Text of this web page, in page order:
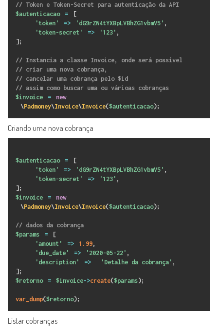
// Token e Token-Secret para autenticação da API
$autenticacao
=
[
'token'
=> 'dG9rZW4tYXBpLVBhZG1vbmV5' ,
'token-secret'
=> '123' ,
] ;
// Instancia a classe Invoice, onde será possível
// criar uma nova cobrança,
// cancelar uma cobrança pelo $id
// assim como buscar uma ou várioas cobranças
$invoice
=
new
\Padmoney\Invoice\Invoice($autenticacao);
Criando uma nova cobrança
$autenticacao =
[
'token'
=> 'dG9rZW4tYXBpLVBhZG1vbmV5' ,
'token-secret'
=> '123' ,
] ;
$invoice
=
new
\Padmoney\Invoice\Invoice($autenticacao);
// dados da cobrança
$params
=
[
'amount'
=> 1.99,
'due_date'
=> '2020-05-22' ,
'description'
=> 'Detalhe da cobrança' ,
] ;
$retorno
= $invoice->create($params);
var_dump($retorno);
Listar cobranças